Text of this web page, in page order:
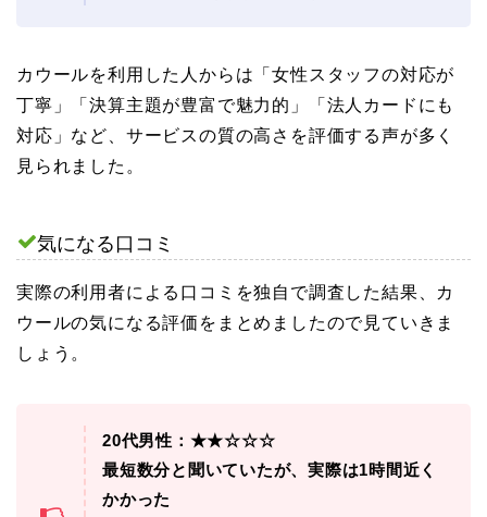
カウールを利用した人からは「女性スタッフの対応が
丁寧」「決算主題が豊富で魅力的」「法人カードにも
対応」など、サービスの質の高さを評価する声が多く
見られました。
気になる口コミ
実際の利用者による口コミを独自で調査した結果、カ
ウールの気になる評価をまとめましたので見ていきま
しょう。
20代男性：★★☆☆☆
最短数分と聞いていたが、実際は1時間近く
かかった